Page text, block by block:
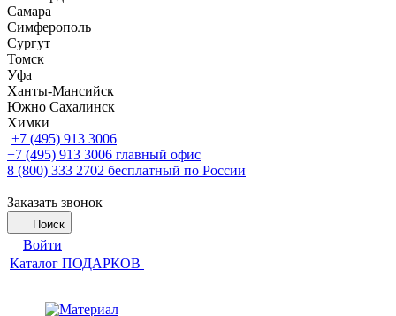
Самара
Симферополь
Сургут
Томск
Уфа
Ханты-Мансийск
Южно Сахалинск
Химки
+7 (495) 913 3006
+7 (495) 913 3006 главный офис
8 (800) 333 2702 бесплатный по России
Заказать звонок
Поиск
Войти
Каталог ПОДАРКОВ